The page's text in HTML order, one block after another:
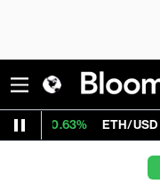
ETH/USD 1,913.865